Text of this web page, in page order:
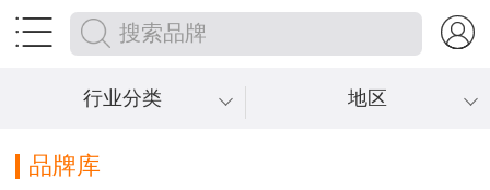
 
行业分类 地区
品牌库